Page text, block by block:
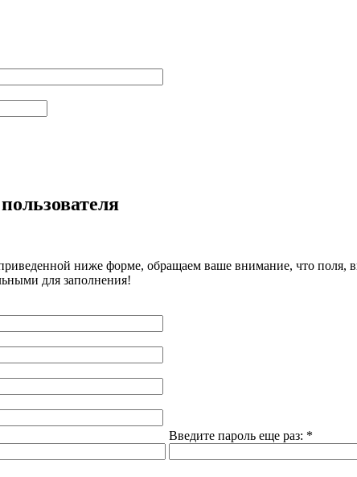
ниже форме, обращаем ваше внимание, что поля,
для заполнения!
Введите пароль еще раз: *